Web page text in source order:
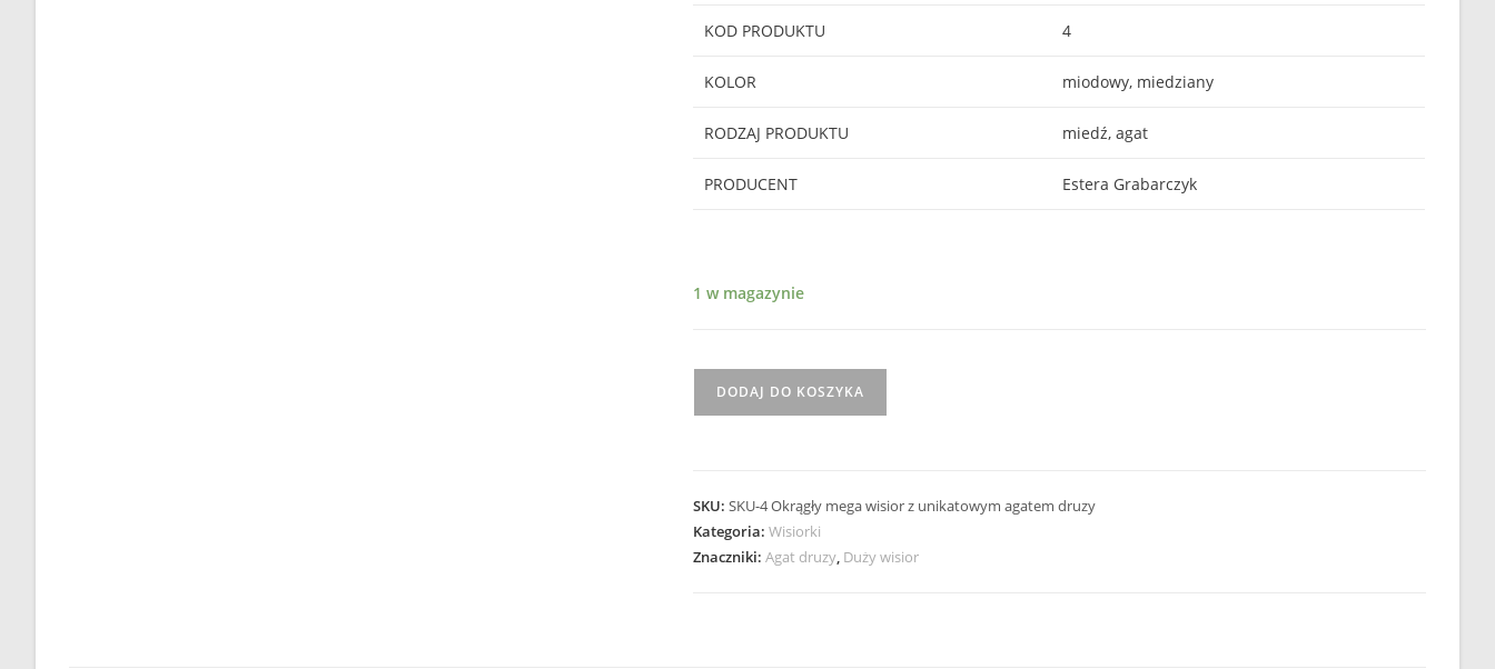
KOD PRODUKTU 4
KOLOR miodowy, miedziany
RODZAJ PRODUKTU miedź, agat
PRODUCENT Estera Grabarczyk
1 w magazynie
agatem
DODAJ DO KOSZYKA
SKU:SKU-4 Okrągły mega wisior z unikatowym agatem druzy
Kategoria:Wisiorki
Znaczniki:Agat druzy, Duży wisior